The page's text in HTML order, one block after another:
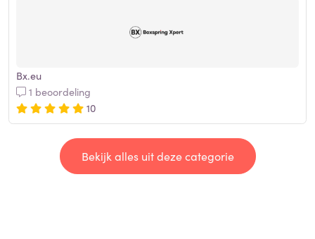
Bx.eu
1 beoordeling
10
Bekijk alles uit deze categorie